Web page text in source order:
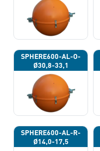
SPHERE600-AL-O-
Ø30,8-33,1
SPHERE600-AL-R-
Ø14,0-17,5